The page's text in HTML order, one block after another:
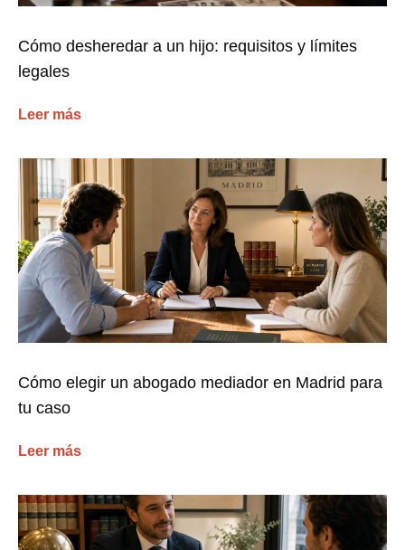
Cómo desheredar a un hijo: requisitos y límites
legales
Leer más
Cómo elegir un abogado mediador en Madrid para
tu caso
Leer más